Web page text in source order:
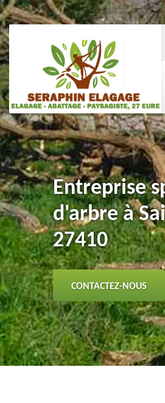
Entreprise
d'arbre à
27410
CONTACTEZ-NOUS